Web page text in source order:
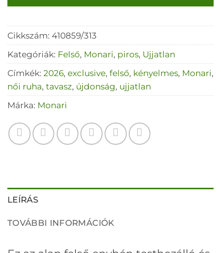
Cikkszám: 410859/313
Kategóriák: Felső, Monari, piros, Ujjatlan
Címkék: 2026, exclusive, felső, kényelmes, Monari,
női ruha, tavasz, újdonság, ujjatlan
Márka: Monari
LEÍRÁS
TOVÁBBI INFORMÁCIÓK